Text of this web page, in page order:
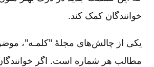
خوانندگان کمک کند.
یکی از چالش‌های مجلۀ "کلمـه"،
مطالب هر شماره است. اگر